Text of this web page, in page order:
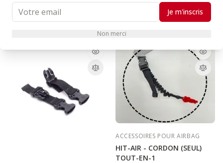
28,00 €TTC
ACCESSOIRES POUR AIRBAG
HIT-AIR - CORDON (SEUL)
TOUT-EN-1
Je m'inscris
Non merci